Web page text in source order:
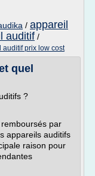
/ appareil
auditif /
auditif prix low cost
quel
?
par
appareils auditifs
raison pour